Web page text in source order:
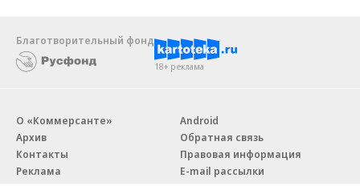
Благотворительный фонд
18+ реклама
О «Коммерсанте»
Архив
Контакты
Реклама
Android
Обратная связь
Правовая информация
E-mail рассылки